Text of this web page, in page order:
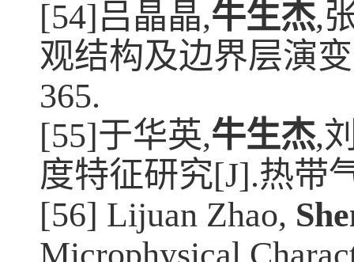
[54]吕晶晶,牛生杰,
观结构及边界层演
365.
[55]于华英,牛生杰,
度特征研究[J].热带
[56] Lijuan Zhao,